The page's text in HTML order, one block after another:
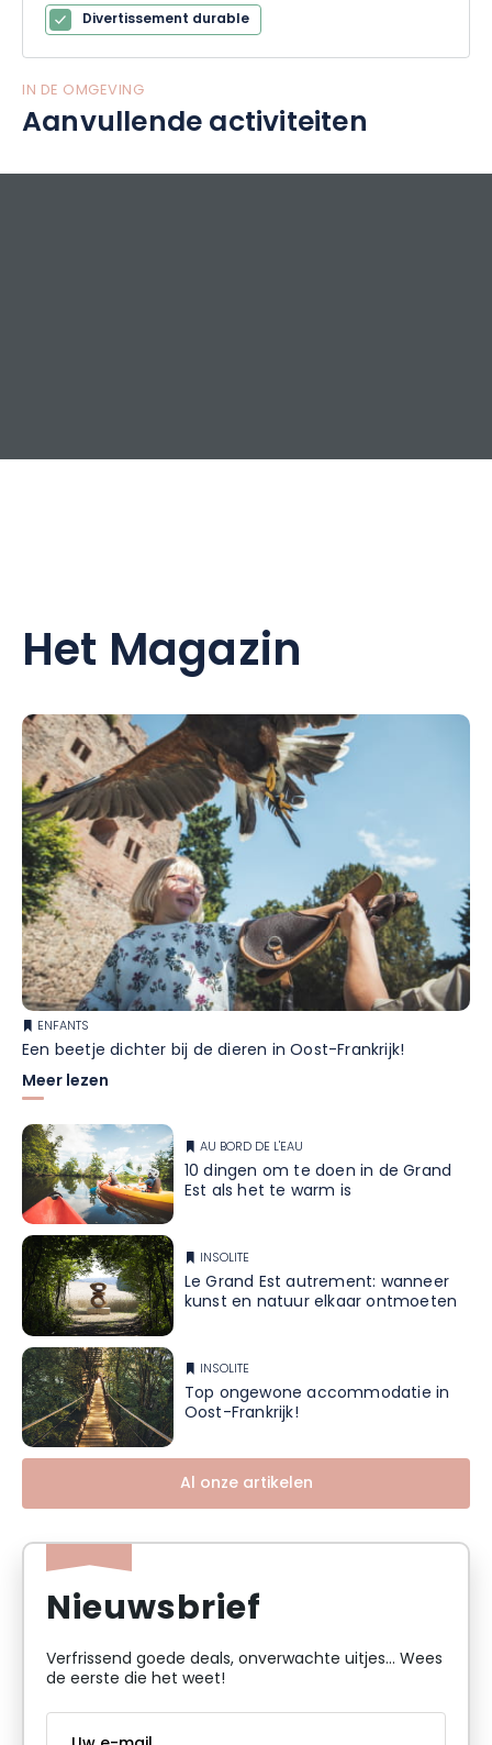
Divertissement durable
IN DE OMGEVING
Aanvullende activiteiten
Het Magazin
ENFANTS
Een beetje dichter bij de dieren in Oost-Frankrijk!
Meer lezen
AU BORD DE L'EAU
10 dingen om te doen in de Grand
Est als het te warm is
INSOLITE
Le Grand Est autrement: wanneer
kunst en natuur elkaar ontmoeten
INSOLITE
Top ongewone accommodatie in
Oost-Frankrijk!
Al onze artikelen
Nieuwsbrief
Verfrissend goede deals, onverwachte uitjes... Wees
de eerste die het weet!